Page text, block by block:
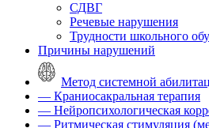
СДВГ
Речевые нарушения
Трудности школьного
Причины нарушений
Метод системной
— Краниосакральная терапия
— Нейропсихологическая
— Ритмическая стимуляция